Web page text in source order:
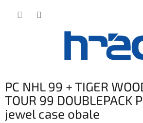
PC NHL 99 + TIGER
TOUR 99 DOUBLEPACK
jewel case obale